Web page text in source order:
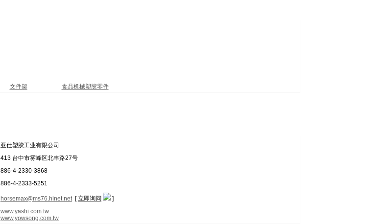
文件架 食品机械塑胶零件
亚仕塑胶工业有限公司
413 台中市雾峰区北丰路27号
886-4-2330-3868
886-4-2333-5251
horsemax@ms76.hinet.net[立即询问
]
www.yashi.com.tw
www.yowsong.com.tw